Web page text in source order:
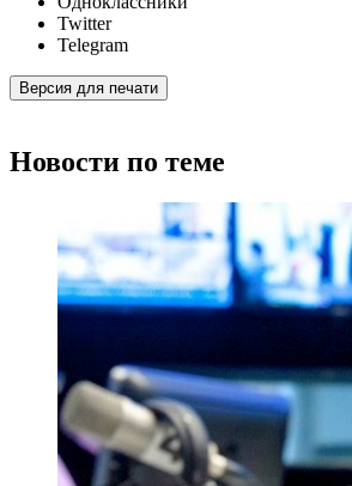
Twitter
Telegram
Версия для печати
Новости по теме